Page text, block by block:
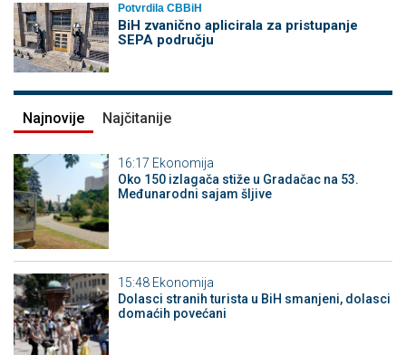
Potvrdila CBBiH
BiH zvanično aplicirala za pristupanje
SEPA području
Najnovije Najčitanije
16:17 Ekonomija
Oko 150 izlagača stiže u Gradačac na 53.
Međunarodni sajam šljive
15:48 Ekonomija
Dolasci stranih turista u BiH smanjeni, dolasci
domaćih povećani